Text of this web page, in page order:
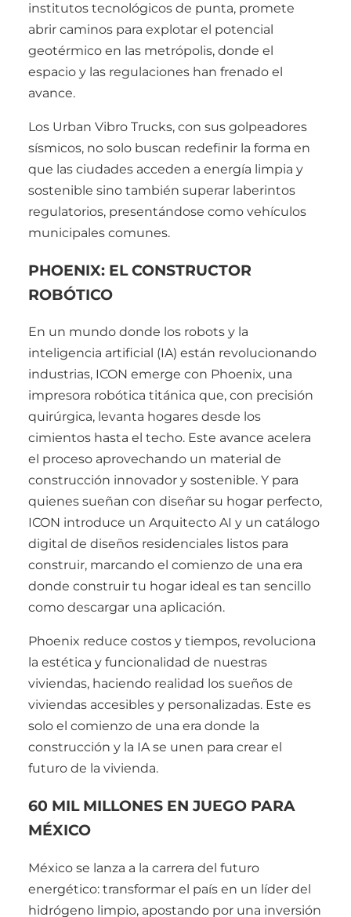
institutos tecnológicos de punta, promete
abrir caminos para explotar el potencial
geotérmico en las metrópolis, donde el
espacio y las regulaciones han frenado el
avance.
Los Urban Vibro Trucks, con sus golpeadores
sísmicos, no solo buscan redefinir la forma en
que las ciudades acceden a energía limpia y
sostenible sino también superar laberintos
regulatorios, presentándose como vehículos
municipales comunes.
PHOENIX: EL CONSTRUCTOR
ROBÓTICO
En un mundo donde los robots y la
inteligencia artificial (IA) están revolucionando
industrias, ICON emerge con Phoenix, una
impresora robótica titánica que, con precisión
quirúrgica, levanta hogares desde los
cimientos hasta el techo. Este avance acelera
el proceso aprovechando un material de
construcción innovador y sostenible. Y para
quienes sueñan con diseñar su hogar perfecto,
ICON introduce un Arquitecto AI y un catálogo
digital de diseños residenciales listos para
construir, marcando el comienzo de una era
donde construir tu hogar ideal es tan sencillo
como descargar una aplicación.
Phoenix reduce costos y tiempos, revoluciona
la estética y funcionalidad de nuestras
viviendas, haciendo realidad los sueños de
viviendas accesibles y personalizadas. Este es
solo el comienzo de una era donde la
construcción y la IA se unen para crear el
futuro de la vivienda.
60 MIL MILLONES EN JUEGO PARA
MÉXICO
México se lanza a la carrera del futuro
energético: transformar el país en un líder del
hidrógeno limpio, apostando por una inversión